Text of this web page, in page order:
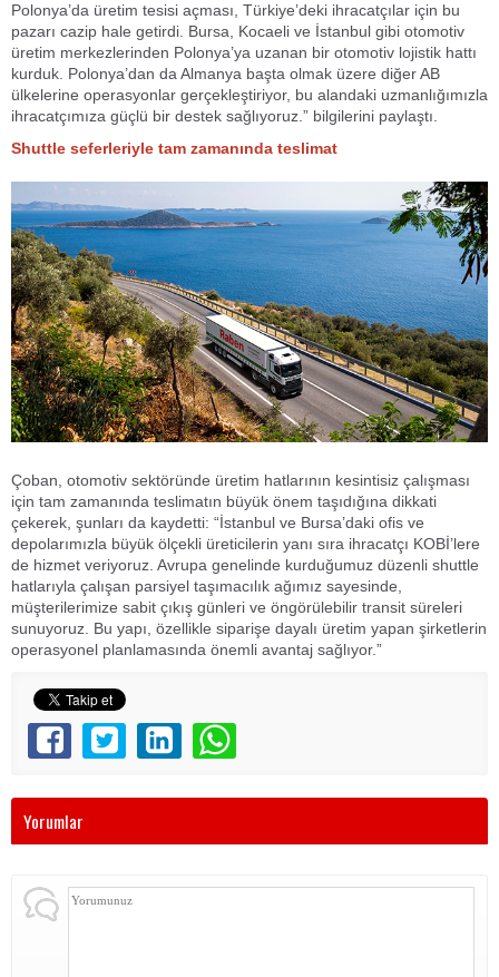
Polonya’da üretim tesisi açması, Türkiye’deki ihracatçılar için bu
pazarı cazip hale getirdi. Bursa, Kocaeli ve İstanbul gibi otomotiv
üretim merkezlerinden Polonya’ya uzanan bir otomotiv lojistik hattı
kurduk. Polonya’dan da Almanya başta olmak üzere diğer AB
ülkelerine operasyonlar gerçekleştiriyor, bu alandaki uzmanlığımızla
ihracatçımıza güçlü bir destek sağlıyoruz.” bilgilerini paylaştı.
Shuttle seferleriyle tam zamanında teslimat
Çoban, otomotiv sektöründe üretim hatlarının kesintisiz çalışması
için tam zamanında teslimatın büyük önem taşıdığına dikkati
çekerek, şunları da kaydetti: “İstanbul ve Bursa’daki ofis ve
depolarımızla büyük ölçekli üreticilerin yanı sıra ihracatçı KOBİ’lere
de hizmet veriyoruz. Avrupa genelinde kurduğumuz düzenli shuttle
hatlarıyla çalışan parsiyel taşımacılık ağımız sayesinde,
müşterilerimize sabit çıkış günleri ve öngörülebilir transit süreleri
sunuyoruz. Bu yapı, özellikle siparişe dayalı üretim yapan şirketlerin
operasyonel planlamasında önemli avantaj sağlıyor.”
Yorumlar